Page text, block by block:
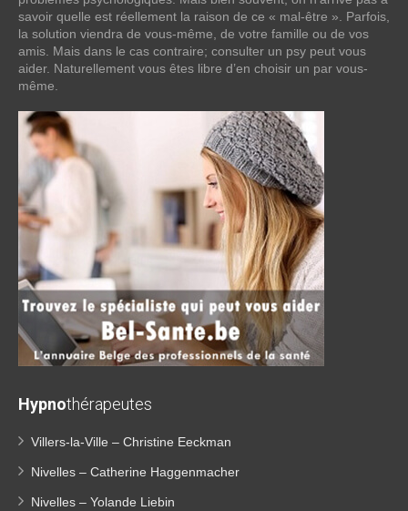
savoir quelle est réellement la raison de ce « mal-être ». Parfois,
la solution viendra de vous-même, de votre famille ou de vos
amis. Mais dans le cas contraire; consulter un psy peut vous
aider. Naturellement vous êtes libre d’en choisir un par vous-
même.
Hypnothérapeutes
Villers-la-Ville – Christine Eeckman
Nivelles – Catherine Haggenmacher
Nivelles – Yolande Liebin